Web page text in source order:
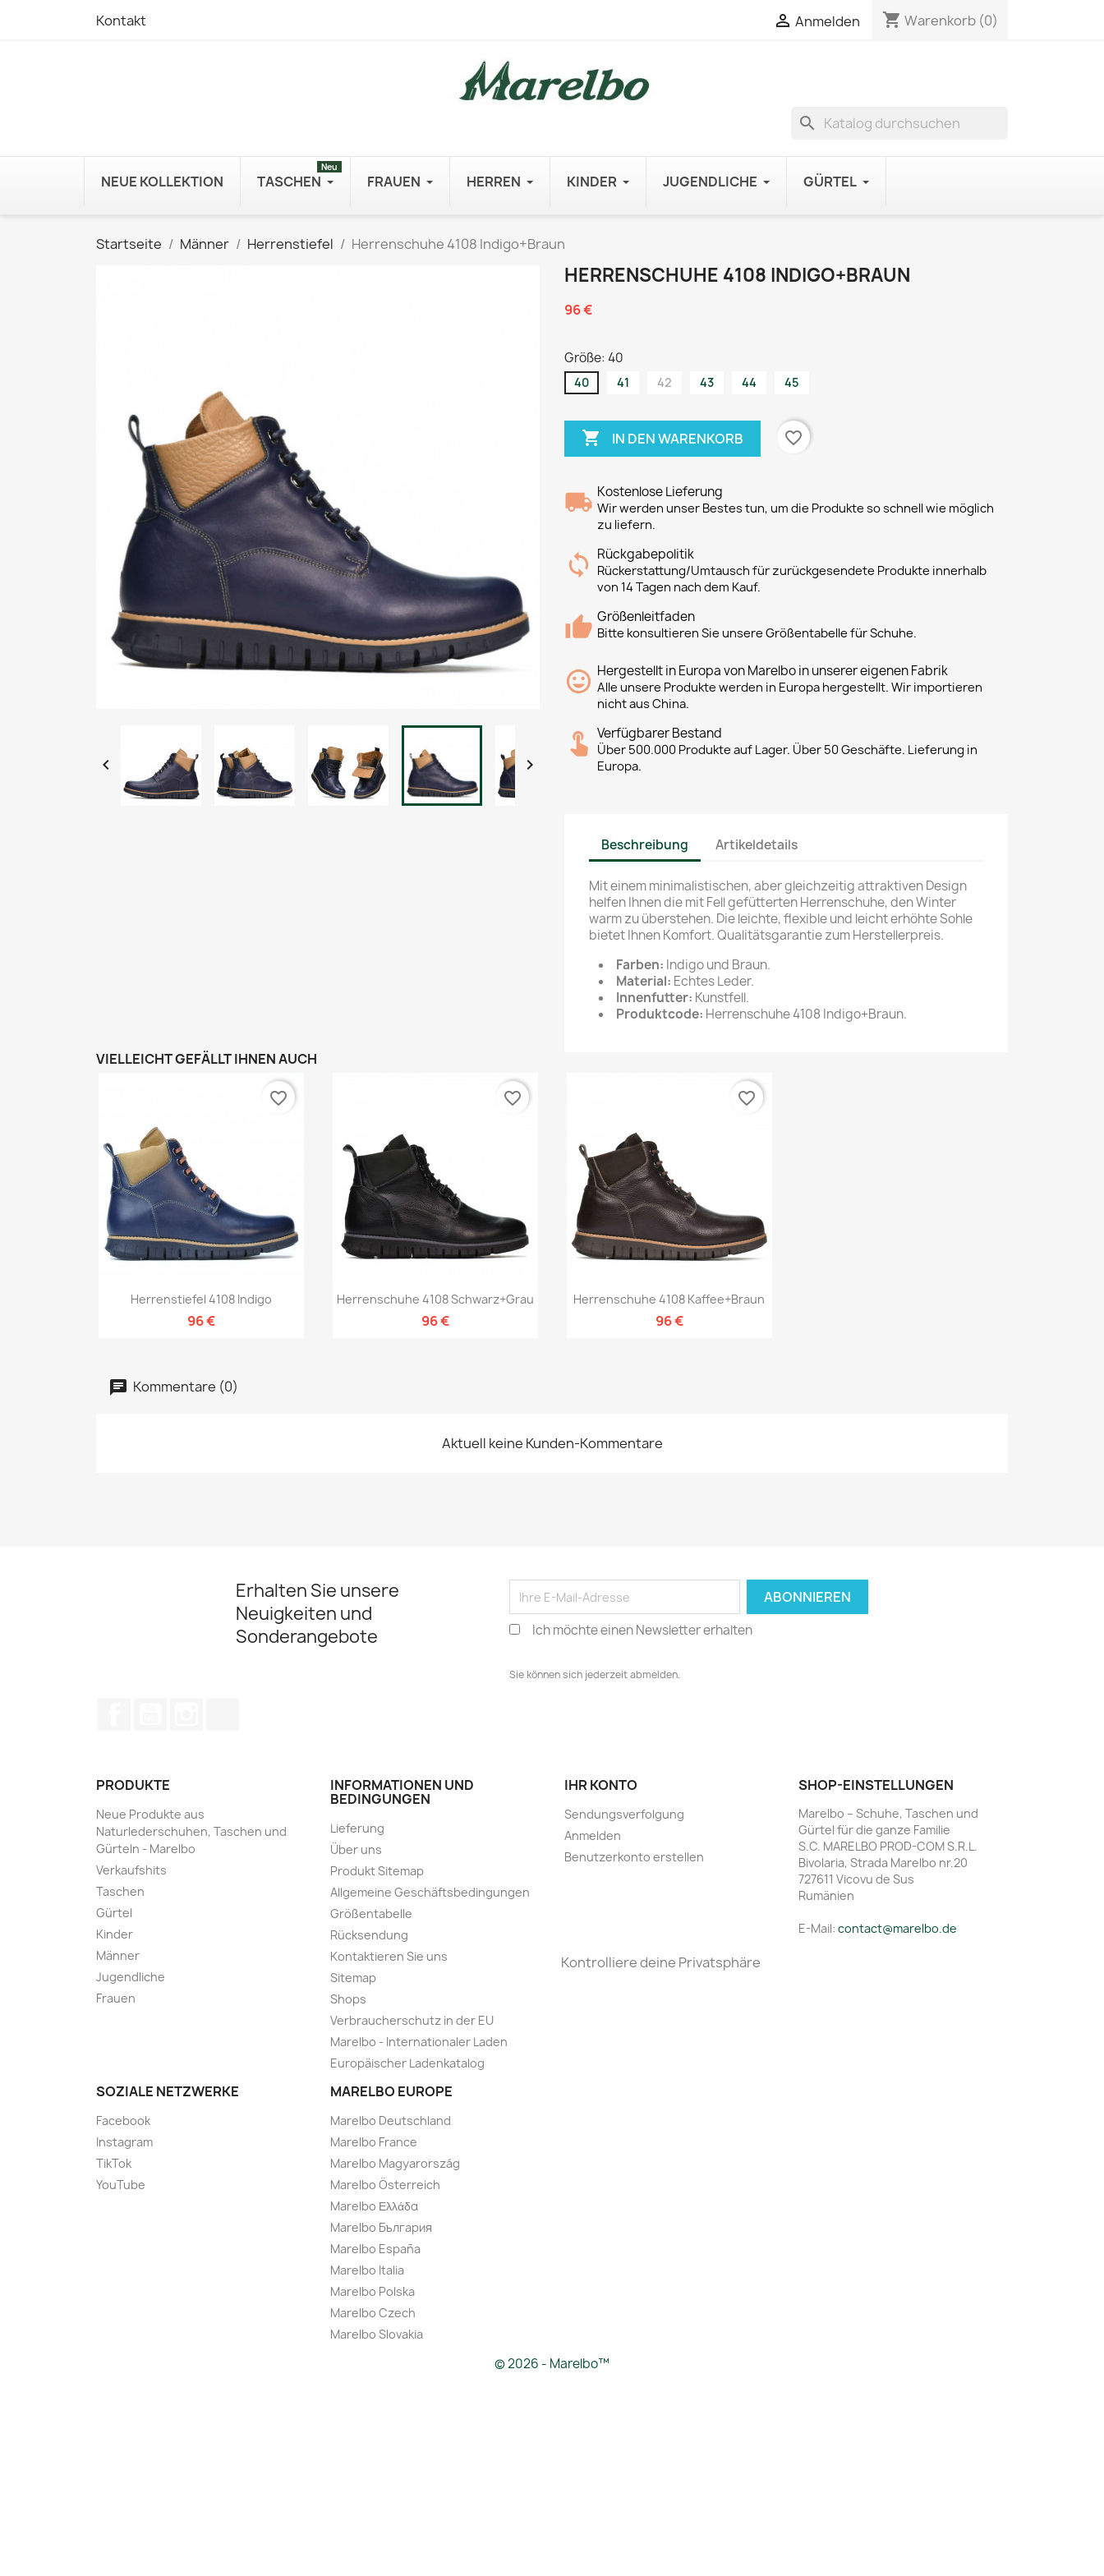
Kontakt  Anmelden shopping_cart Warenkorb (0)
search
NEUE KOLLEKTION TASCHEN
Neu
FRAUEN HERREN KINDER JUGENDLICHE GÜRTEL
Startseite Männer Herrenstiefel Herrenschuhe 4108 Indigo+Braun
 
HERRENSCHUHE 4108 INDIGO+BRAUN
96 €
Größe: 40
40 41 42 43 44 45
 IN DEN WARENKORB favorite_border
Kostenlose Lieferung
Wir werden unser Bestes tun, um die Produkte so schnell wie möglich
zu liefern.
Rückgabepolitik
Rückerstattung/Umtausch für zurückgesendete Produkte innerhalb
von 14 Tagen nach dem Kauf.
Größenleitfaden
Bitte konsultieren Sie unsere Größentabelle für Schuhe.
Hergestellt in Europa von Marelbo in unserer eigenen Fabrik
Alle unsere Produkte werden in Europa hergestellt. Wir importieren
nicht aus China.
Verfügbarer Bestand
Über 500.000 Produkte auf Lager. Über 50 Geschäfte. Lieferung in
Europa.
Beschreibung Artikeldetails
Mit einem minimalistischen, aber gleichzeitig attraktiven Design
helfen Ihnen die mit Fell gefütterten Herrenschuhe, den Winter
warm zu überstehen. Die leichte, flexible und leicht erhöhte Sohle
bietet Ihnen Komfort. Qualitätsgarantie zum Herstellerpreis.
Farben: Indigo und Braun.
Material: Echtes Leder.
Innenfutter: Kunstfell.
Produktcode: Herrenschuhe 4108 Indigo+Braun.
VIELLEICHT GEFÄLLT IHNEN AUCH
Vorschau
Herrenstiefel 4108 Indigo
96 €
favorite_border
Vorschau
Herrenschuhe 4108 Schwarz+grau
96 €
favorite_border
Vorschau
Herrenschuhe 4108 Kaffee+Braun
96 €
favorite_border
Kommentare (0)
Aktuell keine Kunden-Kommentare
Erhalten Sie unsere
Neuigkeiten und
Sonderangebote
Ich möchte einen Newsletter erhalten
Sie können sich jederzeit abmelden.
PRODUKTE
Neue Produkte aus
Naturlederschuhen, Taschen und
Gürteln - Marelbo
Verkaufshits
Taschen
Gürtel
Kinder
Männer
Jugendliche
Frauen
INFORMATIONEN UND
BEDINGUNGEN
Lieferung
Über uns
Produkt Sitemap
Allgemeine Geschäftsbedingungen
Größentabelle
Rücksendung
Kontaktieren Sie uns
Sitemap
Shops
Verbraucherschutz in der EU
Marelbo - Internationaler Laden
Europäischer Ladenkatalog
SOZIALE NETZWERKE
Facebook
Instagram
TikTok
YouTube
MARELBO EUROPE
Marelbo Deutschland
Marelbo France
Marelbo Magyarország
Marelbo Österreich
Marelbo Ελλάδα
Marelbo България
Marelbo España
Marelbo Italia
Marelbo Polska
Marelbo Czech
Marelbo Slovakia
IHR KONTO
Sendungsverfolgung
Anmelden
Benutzerkonto erstellen
SHOP-EINSTELLUNGEN
Marelbo – Schuhe, Taschen und
Gürtel für die ganze Familie
S.C. MARELBO PROD-COM S.R.L.
Bivolaria, Strada Marelbo nr.20
727611 Vicovu de Sus
Rumänien
E-Mail: contact@marelbo.de
Kontrolliere deine Privatsphäre
© 2026 - Marelbo™